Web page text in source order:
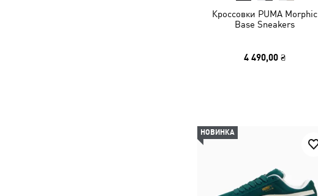
Кроссовки PUMA Morphic
Base Sneakers
4 490,00 ₴
НОВИНКА